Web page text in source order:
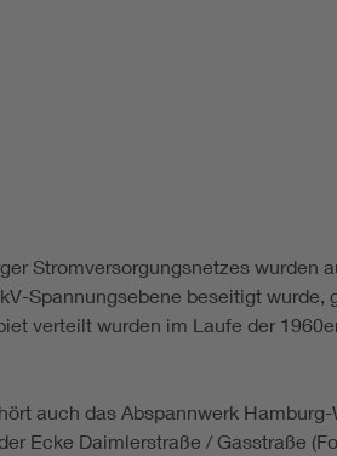
Stromversorgungsnetzes wurden
Spannungsebene beseitigt
verteilt wurden im Laufe der
auch das Abspannwerk
Ecke Daimlerstraße / Gasstraße